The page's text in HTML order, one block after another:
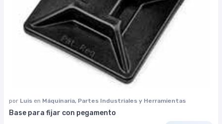
por Luis en Máquinaria, Partes Industriales y Herramientas
Base para fijar con pegamento